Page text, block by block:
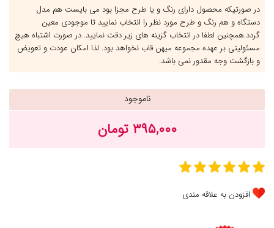
در صورتیکه محصول دارای رنگ و یا طرح مجزا بود می بایست هم مدل
دستگاه و هم رنگ و طرح مورد نظر را انتخاب نمایید تا موجودی معین
گردد.همچنین لطفا در انتخاب گزینه های زیر دقت نمایید. در صورت اشتباه هیچ
مسئولیتی بر عهده مجموعه میهن قاب نخواهد بود. لذا امکان عودت و تعویض
و بازگشت وجه مقدور نمی باشد.
ناموجود
۳۹۵,۰۰۰ تومان
افزودن به علاقه مندی